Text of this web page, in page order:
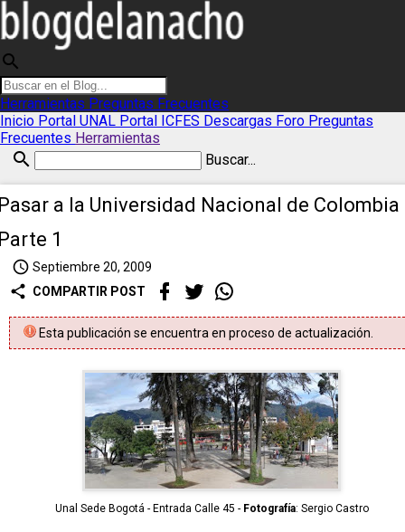
search
Herramientas Preguntas Frecuentes
Inicio Portal UNAL Portal ICFES Descargas Foro Preguntas
Frecuentes Herramientas
search Buscar...
a la Universidad Nacional de Colombia
1
access_time Septiembre 20, 2009
share COMPARTIR POST
Esta publicación se encuentra en proceso de actualización.
Unal Sede Bogotá - Entrada Calle 45 - Fotografía: Sergio Castro